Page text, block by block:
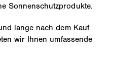
Sonnenschutzprodukte.
lange nach dem Kauf
wir Ihnen umfassende